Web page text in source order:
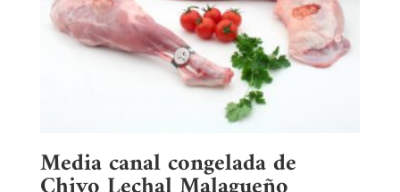
Media canal congelada de